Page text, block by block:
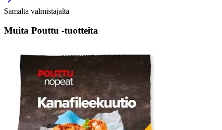
Samalta valmistajalta
Muita Pouttu -tuotteita